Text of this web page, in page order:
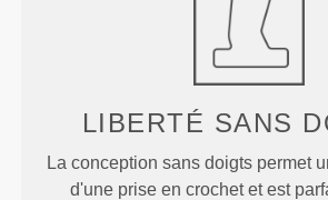
LIBERTÉ SANS
La conception sans doigts permet
d'une prise en crochet et est